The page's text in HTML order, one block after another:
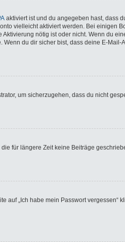
aktiviert ist und du angegeben hast, dass
vielleicht aktiviert werden. Bei einigen
nötig ist oder nicht. Wenn du
du dir sicher bist, dass deine E-Mail-
um sicherzugehen, dass du nicht
für längere Zeit keine Beiträge
auf „Ich habe mein Passwort vergessen“